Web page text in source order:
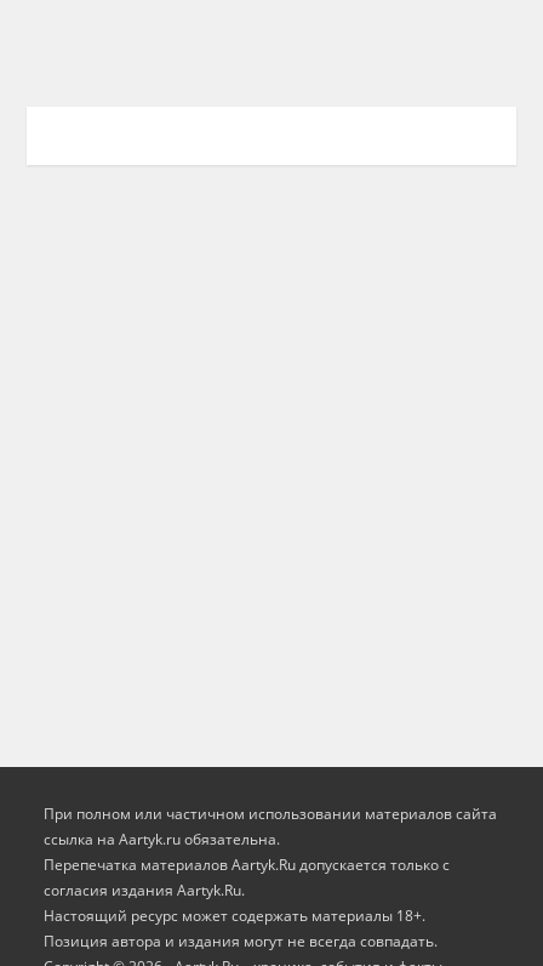
При полном или частичном использовании материалов сайта
ссылка на Aartyk.ru oбязательна.
Перепечатка материалов Aartyk.Ru допускается только с
согласия издания Aartyk.Ru.
Настоящий ресурс может содержать материалы 18+.
Позиция автора и издания могут не всегда совпадать.